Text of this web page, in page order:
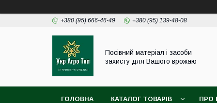
+380 (95) 666-46-49 +380 (95) 139-48-08
Посівний матеріал і засоби
захисту для Вашого врожаю
ГОЛОВНА КАТАЛОГ ТОВАРІВ ПРО